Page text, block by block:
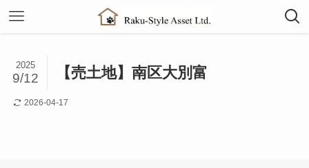
【売土地】南区大別富
2025
9/12
2026-04-17